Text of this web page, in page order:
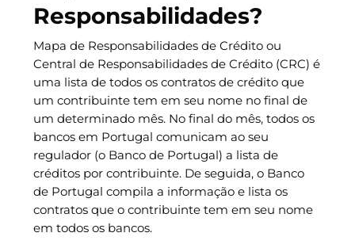
Responsabilidades?
Mapa de Responsabilidades de Crédito ou
Central de Responsabilidades de Crédito (CRC) é
uma lista de todos os contratos de crédito que
um contribuinte tem em seu nome no final de
um determinado mês. No final do mês, todos os
bancos em Portugal comunicam ao seu
regulador (o Banco de Portugal) a lista de
créditos por contribuinte. De seguida, o Banco
de Portugal compila a informação e lista os
contratos que o contribuinte tem em seu nome
em todos os bancos.